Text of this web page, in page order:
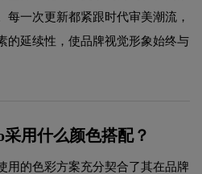
每一次更新都紧跟时代审美潮流，
的延续性，使品牌视觉形象始终与
用什么颜色搭配？
用的色彩方案充分契合了其在品牌